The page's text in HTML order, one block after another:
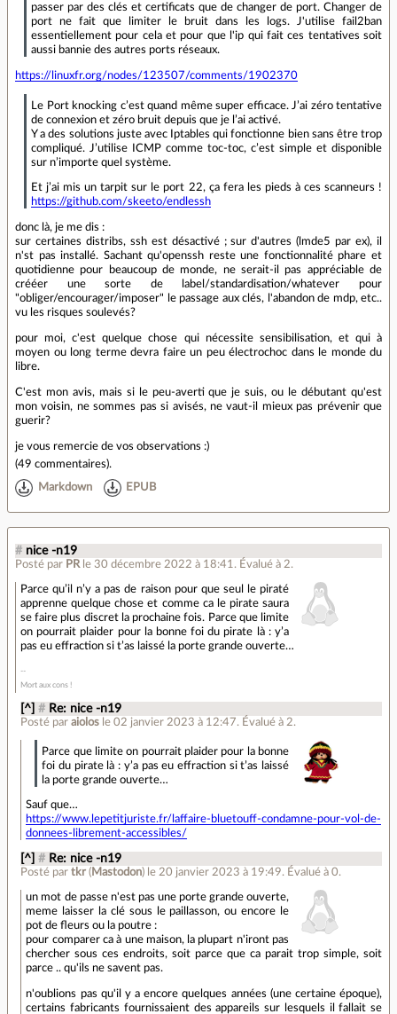
passer par des clés et certificats que de changer de port. Changer de
port ne fait que limiter le bruit dans les logs. J'utilise fail2ban
essentiellement pour cela et pour que l'ip qui fait ces tentatives soit
aussi bannie des autres ports réseaux.
https://linuxfr.org/nodes/123507/comments/1902370
Le Port knocking c’est quand même super efficace. J’ai zéro tentative
de connexion et zéro bruit depuis que je l’ai activé.
Y a des solutions juste avec Iptables qui fonctionne bien sans être trop
compliqué. J’utilise ICMP comme toc-toc, c’est simple et disponible
sur n’importe quel système.
Et j’ai mis un tarpit sur le port 22, ça fera les pieds à ces scanneurs !
https://github.com/skeeto/endlessh
donc là, je me dis :
sur certaines distribs, ssh est désactivé ; sur d'autres (lmde5 par ex), il
n'st pas installé. Sachant qu'openssh reste une fonctionnalité phare et
quotidienne pour beaucoup de monde, ne serait-il pas appréciable de
crééer une sorte de label/standardisation/whatever pour
"obliger/encourager/imposer" le passage aux clés, l'abandon de mdp, etc..
vu les risques soulevés?
pour moi, c'est quelque chose qui nécessite sensibilisation, et qui à
moyen ou long terme devra faire un peu électrochoc dans le monde du
libre.
C'est mon avis, mais si le peu-averti que je suis, ou le débutant qu'est
mon voisin, ne sommes pas si avisés, ne vaut-il mieux pas prévenir que
guerir?
je vous remercie de vos observations :)
(49 commentaires).
Markdown EPUB
# nice -n19
Posté par PR le 30 décembre 2022 à 18:41 . Évalué à 2.
Parce qu’il n’y a pas de raison pour que seul le piraté
apprenne quelque chose et comme ca le pirate saura
se faire plus discret la prochaine fois. Parce que limite
on pourrait plaider pour la bonne foi du pirate là : y’a
pas eu effraction si t’as laissé la porte grande ouverte…
Mort aux cons !
[^] # Re: nice -n19
Posté paraiolos le 02 janvier 2023 à 12:47. Évalué à 2.
Parce que limite on pourrait plaider pour la bonne
foi du pirate là : y’a pas eu effraction si t’as laissé
la porte grande ouverte…
Sauf que…
https://www.lepetitjuriste.fr/laffaire-bluetouff-condamne-pour-vol-de-
donnees-librement-accessibles/
[^] # Re: nice -n19
Posté partkr ( Mastodon) le 20 janvier 2023 à 19:49. Évalué à0.
un mot de passe n'est pas une porte grande ouverte,
meme laisser la clé sous le paillasson, ou encore le
pot de fleurs ou la poutre :
pour comparer ca à une maison, la plupart n'iront pas
chercher sous ces endroits, soit parce que ca parait trop simple, soit
parce .. qu'ils ne savent pas.
n'oublions pas qu'il y a encore quelques années (une certaine époque),
certains fabricants fournissaient des appareils sur lesquels il fallait se